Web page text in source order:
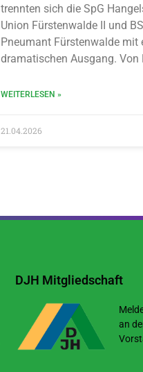
trennten sich die SpG
Union Fürstenwalde II und
Pneumant Fürstenwalde mit
dramatischen Ausgang. Von
WEITERLESEN »
21.04.2026
DJH Mitgliedschaft
an